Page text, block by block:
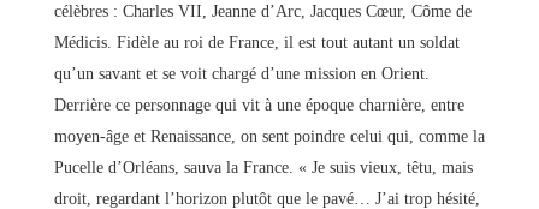
célèbres : Charles VII, Jeanne d’Arc, Jacques Cœur, Côme de
Médicis. Fidèle au roi de France, il est tout autant un soldat
qu’un savant et se voit chargé d’une mission en Orient.
Derrière ce personnage qui vit à une époque charnière, entre
moyen-âge et Renaissance, on sent poindre celui qui, comme la
Pucelle d’Orléans, sauva la France. « Je suis vieux, têtu, mais
droit, regardant l’horizon plutôt que le pavé… J’ai trop hésité,